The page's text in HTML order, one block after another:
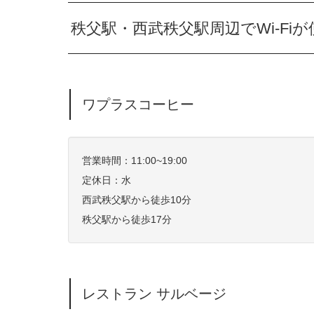
秩父駅・西武秩父駅周辺でWi-Fiが
ワプラスコーヒー
営業時間：11:00~19:00
定休日：水
西武秩父駅から徒歩10分
秩父駅から徒歩17分
レストラン サルベージ